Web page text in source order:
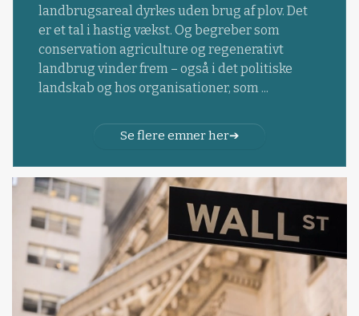
landbrugsareal dyrkes uden brug af plov. Det
er et tal i hastig vækst. Og begreber som
conservation agriculture og regenerativt
landbrug vinder frem – også i det politiske
landskab og hos organisationer, som ...
Se flere emner her